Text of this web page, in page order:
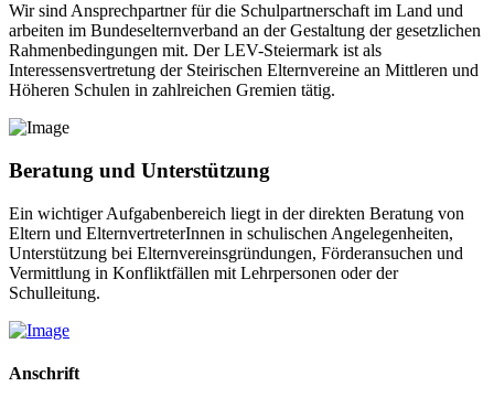
Wir sind Ansprechpartner für die Schulpartnerschaft im Land und
arbeiten im Bundeselternverband an der Gestaltung der gesetzlichen
Rahmenbedingungen mit. Der LEV-Steiermark ist als
Interessensvertretung der Steirischen Elternvereine an Mittleren und
Höheren Schulen in zahlreichen Gremien tätig.
Beratung und Unterstützung
Ein wichtiger Aufgabenbereich liegt in der direkten Beratung von
Eltern und ElternvertreterInnen in schulischen Angelegenheiten,
Unterstützung bei Elternvereinsgründungen, Förderansuchen und
Vermittlung in Konfliktfällen mit Lehrpersonen oder der
Schulleitung.
Anschrift